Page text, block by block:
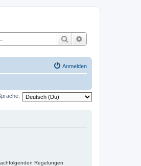
Suche
Anmelden
Regelungen